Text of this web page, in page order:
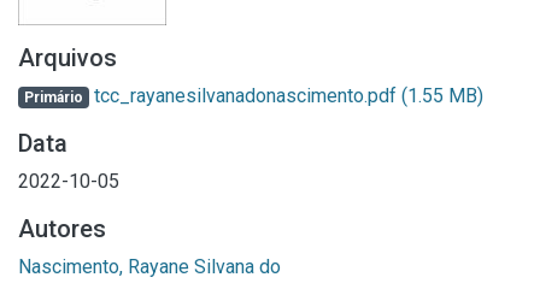
Arquivos
Primário tcc_rayanesilvanadonascimento.pdf (1.55 MB)
Data
2022-10-05
Autores
Nascimento, Rayane Silvana do